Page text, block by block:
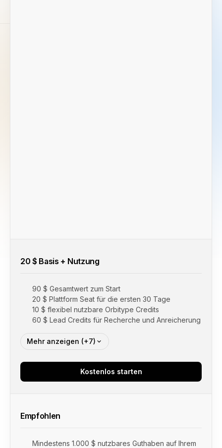
20 $ Basis + Nutzung
90 $ Gesamtwert zum Start
20 $ Plattform Seat für die ersten 30 Tage
10 $ flexibel nutzbare Orbitype Credits
60 $ Lead Credits für Recherche und Anreicherung
Mehr anzeigen (+7)
Kostenlos starten
Empfohlen
Mindestens 1.000 $ nutzbares Guthaben auf Ihrem